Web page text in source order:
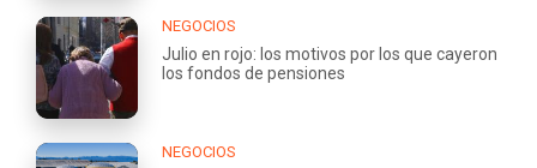
NEGOCIOS
Julio en rojo: los motivos por los que cayeron
los fondos de pensiones
NEGOCIOS